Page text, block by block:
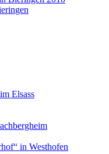
Elsass
in Westhofen